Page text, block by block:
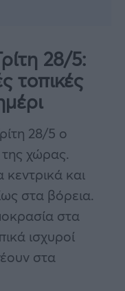
28/5:
τοπικές
28/5 ο
χώρας.
και
στα βόρεια.
στα
ισχυροί
στα